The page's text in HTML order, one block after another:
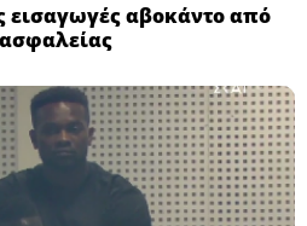
εισαγωγές αβοκάντο από